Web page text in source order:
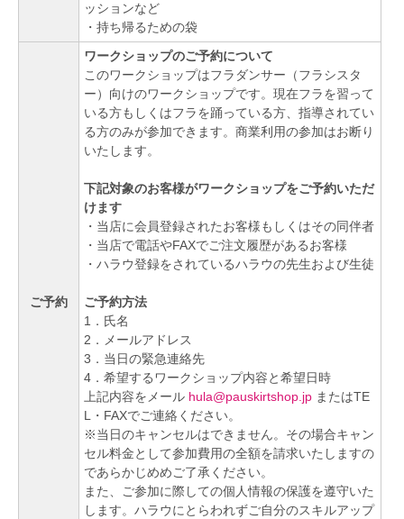
ッションなど
・持ち帰るための袋
ご予約
ワークショップのご予約について
このワークショップはフラダンサー（フラシスタ
ー）向けのワークショップです。現在フラを習って
いる方もしくはフラを踊っている方、指導されてい
る方のみが参加できます。商業利用の参加はお断り
いたします。
下記対象のお客様がワークショップをご予約いただ
けます
・当店に会員登録されたお客様もしくはその同伴者
・当店で電話やFAXでご注文履歴があるお客様
・ハラウ登録をされているハラウの先生および生徒
ご予約方法
1．氏名
2．メールアドレス
3．当日の緊急連絡先
4．希望するワークショップ内容と希望日時
上記内容をメール hula@pauskirtshop.jp またはTE
L・FAXでご連絡ください。
※当日のキャンセルはできません。その場合キャン
セル料金として参加費用の全額を請求いたしますの
であらかじめめご了承ください。
また、ご参加に際しての個人情報の保護を遵守いた
します。ハラウにとらわれずご自分のスキルアップ